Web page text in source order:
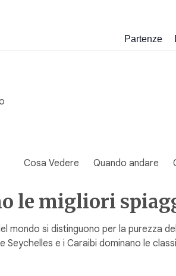
Partenze
Cosa Vedere Quando andare
le migliori
mondo si distinguono per la purezza
Seychelles e i Caraibi dominano le